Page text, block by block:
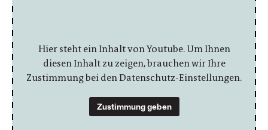
Hier steht ein Inhalt von Youtube. Um Ihnen
diesen Inhalt zu zeigen, brauchen wir Ihre
Zustimmung bei den Datenschutz-Einstellungen.
Zustimmung geben